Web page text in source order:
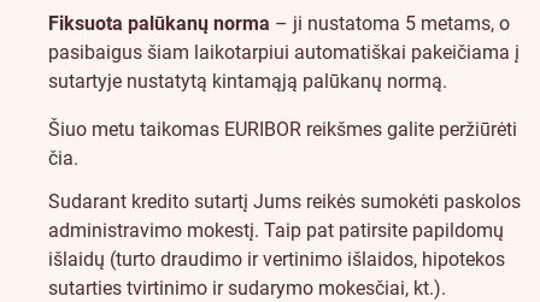
Fiksuota palūkanų norma – ji nustatoma 5 metams, o
pasibaigus šiam laikotarpiui automatiškai pakeičiama į
sutartyje nustatytą kintamąją palūkanų normą.
Šiuo metu taikomas EURIBOR reikšmes galite peržiūrėti
čia.
Sudarant kredito sutartį Jums reikės sumokėti paskolos
administravimo mokestį. Taip pat patirsite papildomų
išlaidų (turto draudimo ir vertinimo išlaidos, hipotekos
sutarties tvirtinimo ir sudarymo mokesčiai, kt.).